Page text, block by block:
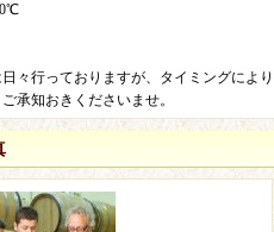
々行っておりますが、タイミングによ
承知おきくださいませ。